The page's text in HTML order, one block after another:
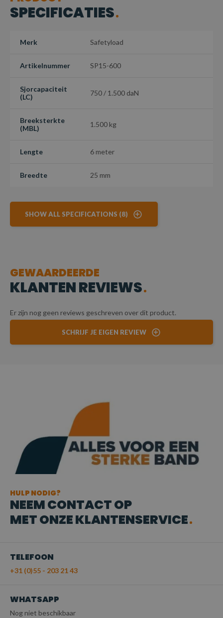
dankzij het 2-delige ontwerp
SPECIFICATIES
Merk Safetyload
Artikelnummer SP15-600
Sjorcapaciteit
(LC)
750 / 1.500 daN
Breeksterkte
(MBL)
1.500 kg
Lengte 6 meter
Breedte 25 mm
SHOW ALL SPECIFICATIONS (8)
GEWAARDEERDE
KLANTEN REVIEWS
Er zijn nog geen reviews geschreven over dit product.
SCHRIJF JE EIGEN REVIEW
HULP NODIG?
NEEM CONTACT OP
MET ONZE KLANTENSERVICE
TELEFOON
+31 (0)55 - 203 21 43
WHATSAPP
Nog niet beschikbaar